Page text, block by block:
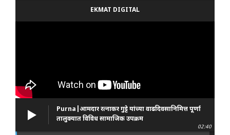
EKMAT DIGITAL
Purna|आमदार रत्नाकर गुट्टे यांच्या वाढदिवसानिमित्त पूर्णा
तालुक्यात विविध सामाजिक उपक्रम
02:40